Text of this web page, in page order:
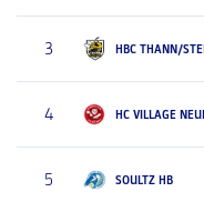
3 HBC THANN/
4 HC VILLAGE
5 SOULTZ HB